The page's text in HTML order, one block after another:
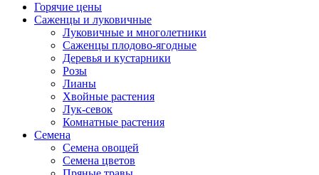
Горячие цены
Саженцы и луковичные
Луковичные и многолетники
Саженцы плодово-ягодные
Деревья и кустарники
Розы
Лианы
Хвойные растения
Лук-севок
Комнатные растения
Семена
Семена овощей
Семена цветов